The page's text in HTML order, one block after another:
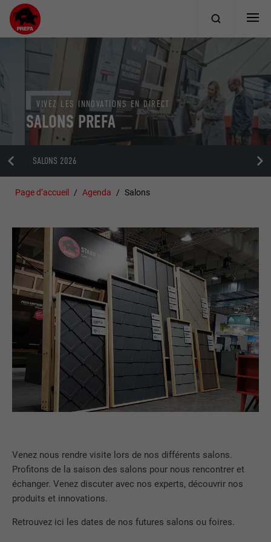
SALONS PREFA
VIVEZ LES INNOVATIONS EN DIRECT
SALONS 2026
Page d’accueil Agenda Salons
Venez nous rendre visite lors de nos différents salons.
Profitons de la saison des salons pour nous rencontrer et
échanger. Venez discuter avec nos experts, découvrir nos
produits et innovations.
Retrouvez ici les dates de nos futures salons ou foires.